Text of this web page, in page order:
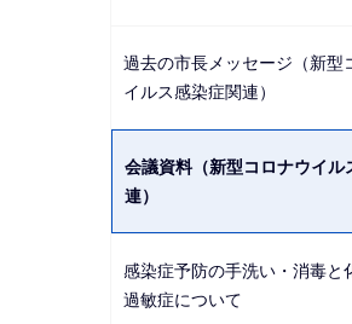
過去の市長メッセージ（新型
イルス感染症関連）
会議資料（新型コロナウイル
連）
感染症予防の手洗い・消毒と
過敏症について